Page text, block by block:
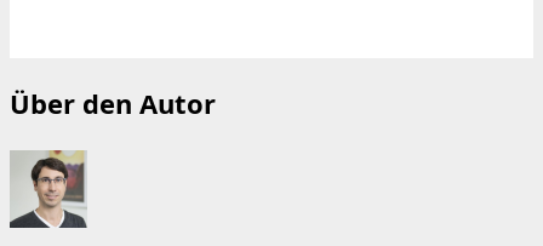
Über den Autor